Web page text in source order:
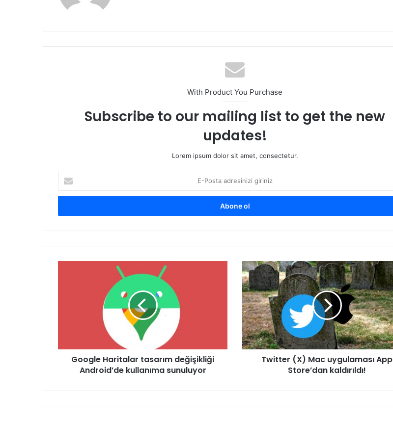
With Product You Purchase
Subscribe to our mailing list to get the new
updates!
Lorem ipsum dolor sit amet, consectetur.
Posta
adresinizi
Google Haritalar tasarım değişikliği
Android’de kullanıma sunuluyor
Twitter
(X)
Mac
uygulaması
App
Store’dan
kaldırıldı!
Twitter (X) Mac uygulaması App
Store’dan kaldırıldı!